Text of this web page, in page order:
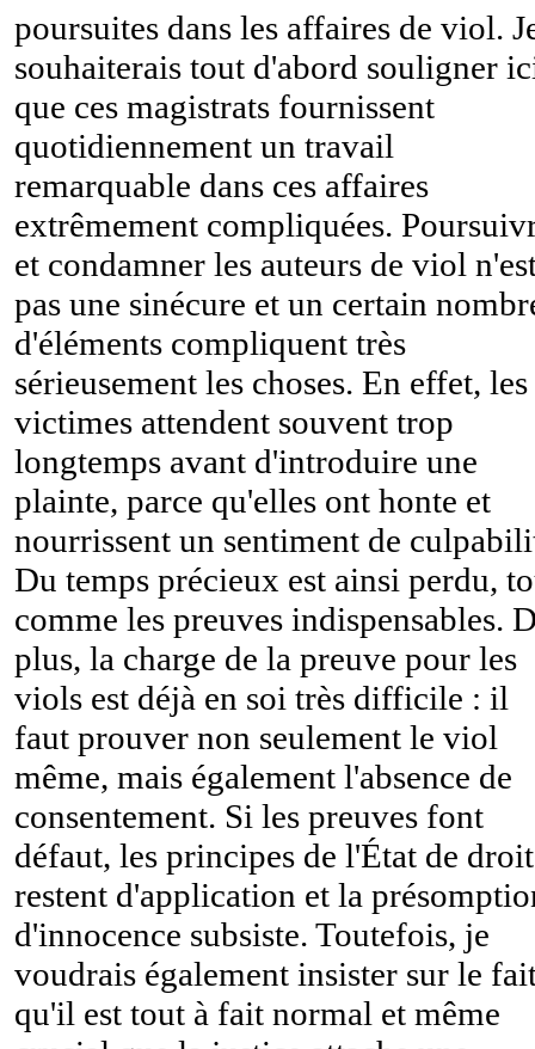
poursuites dans les affaires de viol.
souhaiterais tout d'abord souligner
que ces magistrats fournissent
quotidiennement un travail
remarquable dans ces affaires
extrêmement compliquées.
et condamner les auteurs de viol
pas une sinécure et un certain
d'éléments compliquent très
sérieusement les choses. En effet, les
victimes attendent souvent trop
longtemps avant d'introduire une
plainte, parce qu'elles ont honte et
nourrissent un sentiment de
Du temps précieux est ainsi perdu,
comme les preuves indispensables.
plus, la charge de la preuve pour les
viols est déjà en soi très difficile : il
faut prouver non seulement le viol
même, mais également l'absence de
consentement. Si les preuves font
défaut, les principes de l'État de droit
restent d'application et la
d'innocence subsiste. Toutefois, je
voudrais également insister sur le
qu'il est tout à fait normal et même